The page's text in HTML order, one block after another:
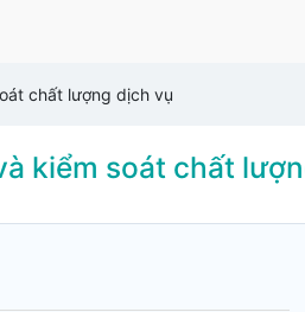
chất lượng dịch vụ
kiểm soát chất